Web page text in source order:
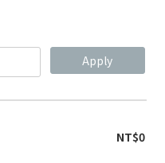
Apply
NT$0